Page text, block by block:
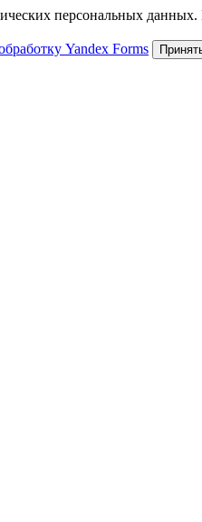
персональных
Yandex Forms